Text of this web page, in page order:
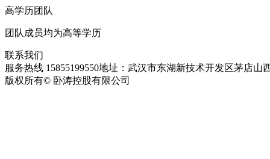
高学历团队
团队成员均为高等学历
联系我们
服务热线 15855199550地址：武汉市东湖新技术开发区茅店山
版权所有© 卧涛控股有限公司